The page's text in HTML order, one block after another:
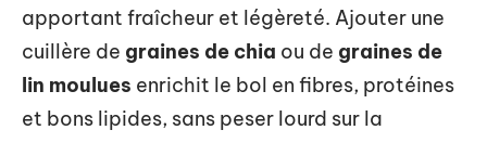
apportant fraîcheur et légèreté. Ajouter une
cuillère de graines de chia ou de graines de
lin moulues enrichit le bol en fibres, protéines
et bons lipides, sans peser lourd sur la